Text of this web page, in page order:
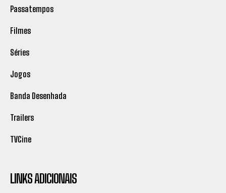
Passatempos
Filmes
Séries
Jogos
Banda Desenhada
Trailers
TVCine
LINKS ADICIONAIS